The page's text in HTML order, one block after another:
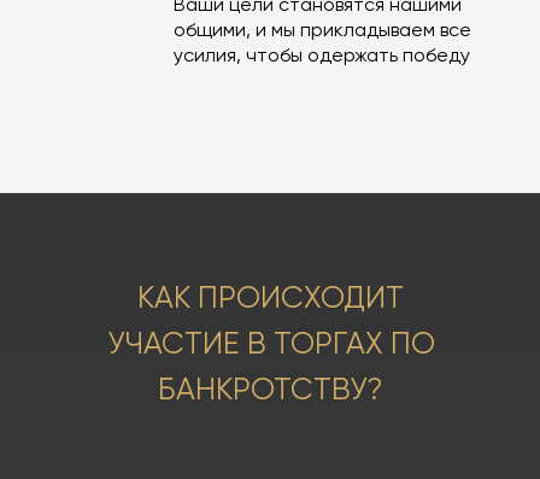
общими, и мы прикладываем все
усилия, чтобы одержать победу
КАК ПРОИСХОДИТ
УЧАСТИЕ В ТОРГАХ ПО
БАНКРОТСТВУ?